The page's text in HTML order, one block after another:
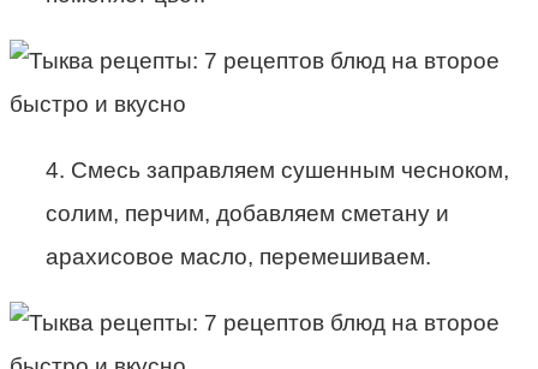
4. Смесь заправляем сушенным чесноком,
солим, перчим, добавляем сметану и
арахисовое масло, перемешиваем.